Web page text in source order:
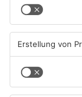
Artikel teilen